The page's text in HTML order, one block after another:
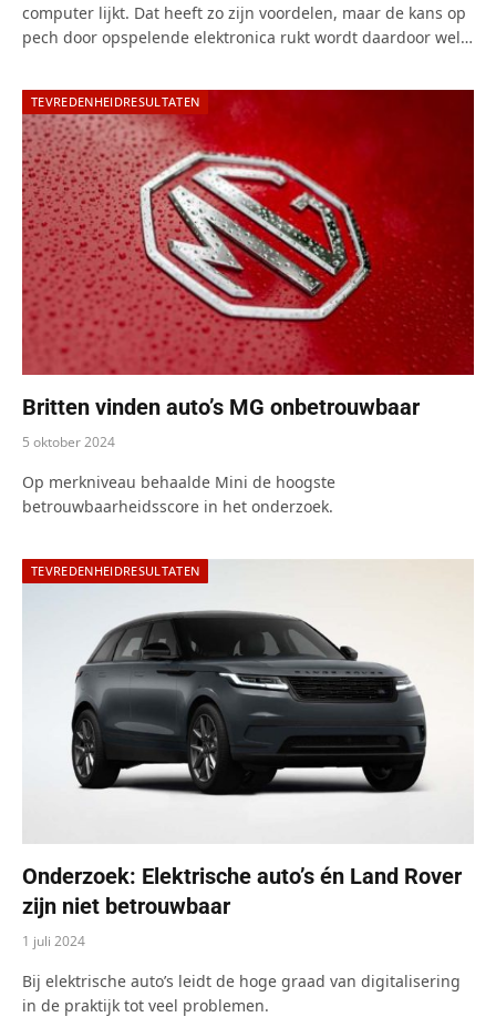
computer lijkt. Dat heeft zo zijn voordelen, maar de kans op
pech door opspelende elektronica rukt wordt daardoor wel…
TEVREDENHEIDRESULTATEN
Britten vinden auto’s MG onbetrouwbaar
5 oktober 2024
Op merkniveau behaalde Mini de hoogste
betrouwbaarheidsscore in het onderzoek.
TEVREDENHEIDRESULTATEN
Onderzoek: Elektrische auto’s én Land Rover
zijn niet betrouwbaar
1 juli 2024
Bij elektrische auto’s leidt de hoge graad van digitalisering
in de praktijk tot veel problemen.